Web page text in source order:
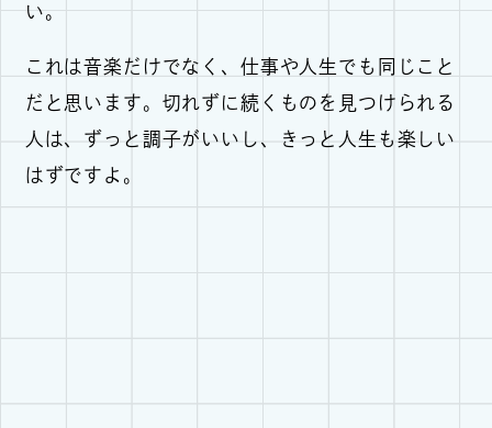
い。
これは音楽だけでなく、仕事や人生でも同じこと
だと思います。切れずに続くものを見つけられる
人は、ずっと調子がいいし、きっと人生も楽しい
はずですよ。